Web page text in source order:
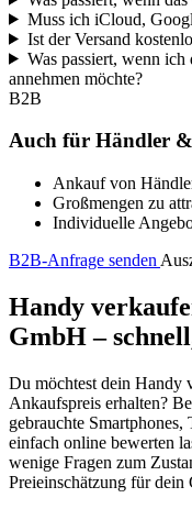
Muss ich iCloud,
Ist der Versand
Was passiert, wenn
annehmen möchte?
B2B
Auch für Händler
Ankauf von
Großmengen zu
Individuelle
B2B-Anfrage senden
Handy
GmbH –
Du möchtest dein Handy
Ankaufspreis erhalten?
gebrauchte
einfach online bewerten
wenige Fragen zum
Preieinschätzung für dein